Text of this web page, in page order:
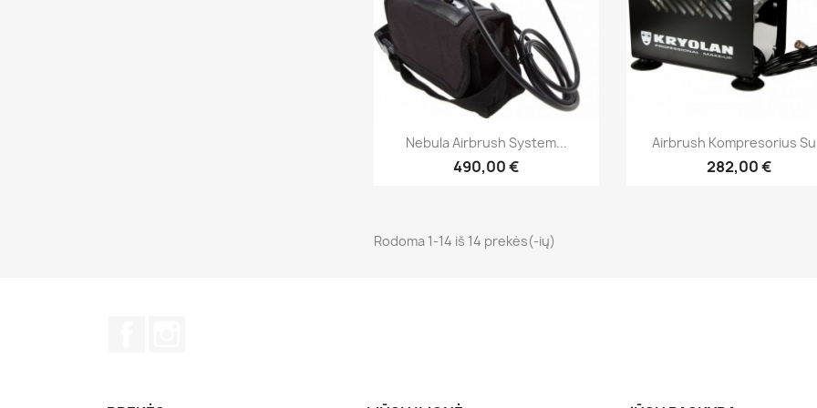
Greita peržiūra
Nebula Airbrush System...
490,00 €
Greita peržiūra
Airbrush Kompresorius
282,00 €
Rodoma 1-14 iš 14 prekės(-ių)